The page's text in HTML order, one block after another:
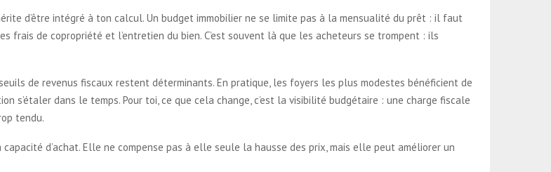
d’être intégré à ton calcul. Un budget immobilier ne se limite pas à la mensualité du prêt : il faut
frais de copropriété et l’entretien du bien. C’est souvent là que les acheteurs se trompent : ils
de revenus fiscaux restent déterminants. En pratique, les foyers les plus modestes bénéficient de
s’étaler dans le temps. Pour toi, ce que cela change, c’est la visibilité budgétaire : une charge fiscale
tendu.
d’achat. Elle ne compense pas à elle seule la hausse des prix, mais elle peut améliorer un